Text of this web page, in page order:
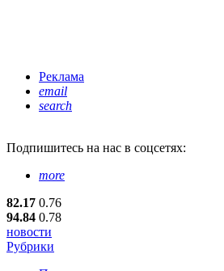
Реклама
email
search
Подпишитесь на нас в соцсетях:
more
82.17 0.76
94.84 0.78
новости
Рубрики